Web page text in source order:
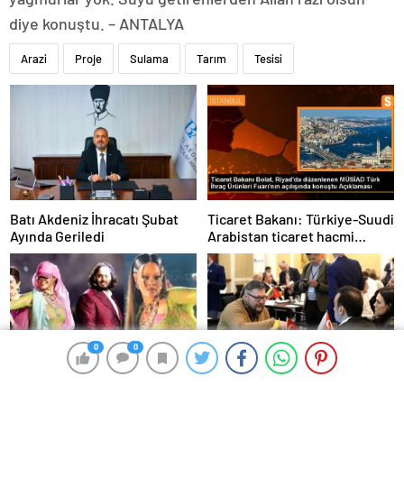
0 0
0 0
diye konuştu. – ANTALYA
Arazi Proje Sulama Tarım Tesisi
Batı Akdeniz İhracatı Şubat
Ayında Geriledi
Ticaret Bakanı: Türkiye-Suudi
Arabistan ticaret hacmi
artacak